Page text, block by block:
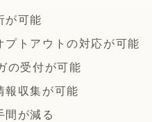
が可能
プトアウトの対応が可能
の受付が可能
報収集が可能
間が減る